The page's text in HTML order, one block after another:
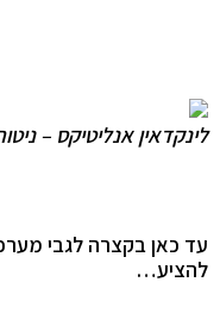
לינקדאין אנליטיקס –
עד כאן בקצרה לגבי
להציע…